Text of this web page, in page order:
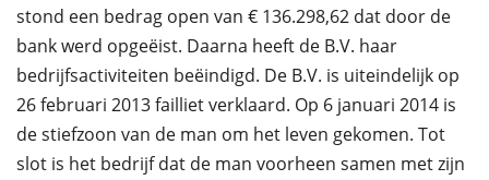
stond een bedrag open van € 136.298,62 dat door de
bank werd opgeëist. Daarna heeft de B.V. haar
bedrijfsactiviteiten beëindigd. De B.V. is uiteindelijk op
26 februari 2013 failliet verklaard. Op 6 januari 2014 is
de stiefzoon van de man om het leven gekomen. Tot
slot is het bedrijf dat de man voorheen samen met zijn